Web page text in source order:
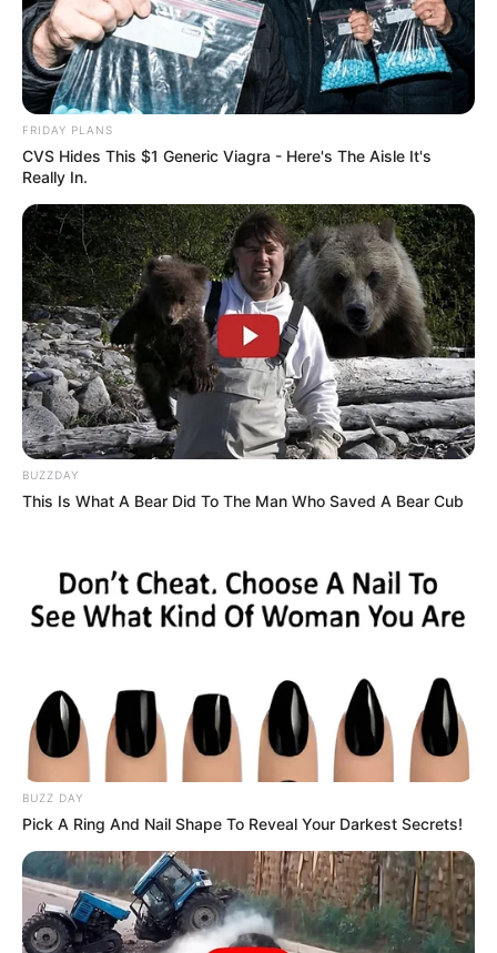
FRIDAY PLANS
CVS Hides This $1 Generic Viagra - Here's The Aisle It's
Really In.
BUZZDAY
This Is What A Bear Did To The Man Who Saved A Bear Cub
BUZZ DAY
Pick A Ring And Nail Shape To Reveal Your Darkest Secrets!